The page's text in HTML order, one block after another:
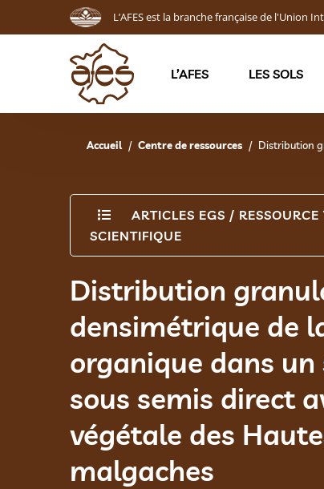
L’AFES est la branche française de l'Union
L’AFES LES SOLS
Accueil Centre de ressources Distribution
ARTICLES EGS /
SCIENTIFIQUE
Distribution
densimétrique de
organique dans
sous semis direct
végétale des
malgaches